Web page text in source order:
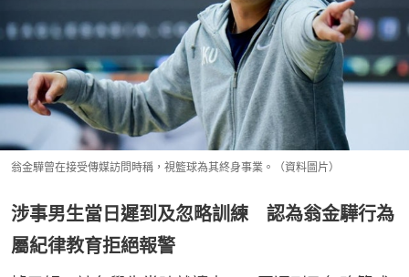
翁金驊曾在接受傳媒訪問時稱，視籃球為其終身事業。（資料圖片）
涉事男生當日遲到及忽略訓練 認為翁金驊行為
屬紀律教育拒絕報警